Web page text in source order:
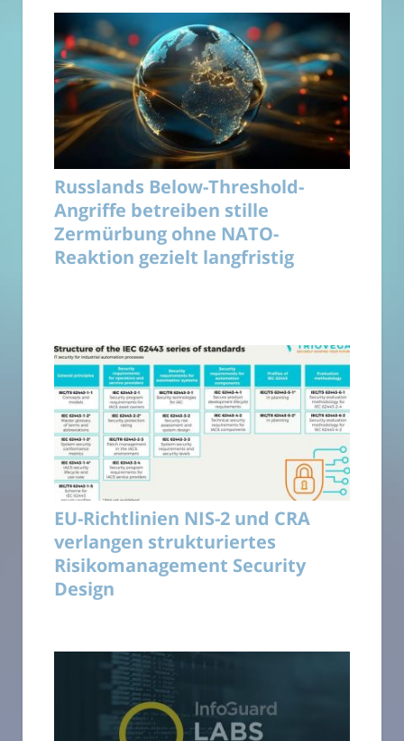
Russlands Below-Threshold-
Angriffe betreiben stille
Zermürbung ohne NATO-
Reaktion gezielt langfristig
EU-Richtlinien NIS-2 und CRA
verlangen strukturiertes
Risikomanagement Security
Design